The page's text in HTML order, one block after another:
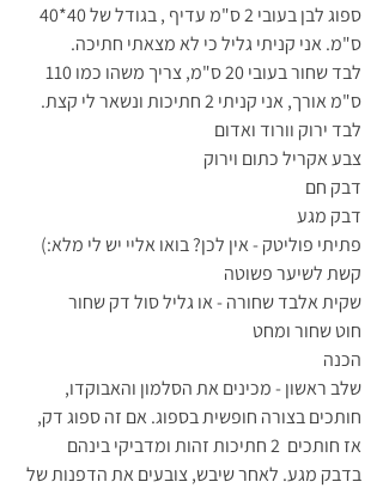
ס"מ. אני קניתי גליל כי לא מצאתי חתיכה.
ס"מ אורך, אני קניתי 2 חתיכות ונשאר לי קצת.
לבד ירוק וורוד ואדום
צבע אקריל כתום וירוק
דבק חם
דבק מגע
פתיתי פוליטק - אין לכן? בואו אליי יש לי מלא:)
קשת לשיער פשוטה
שקית אלבד שחורה - או גליל סול דק שחור
חוט שחור ומחט
הכנה
שלב ראשון - מכינים את הסלמון והאבוקדו,
חותכים בצורה חופשית בספוג. אם זה ספוג דק,
אז חותכים  2 חתיכות זהות ומדביקי בינהם
בדבק מגע. לאחר שיבש, צובעים את הדפנות של